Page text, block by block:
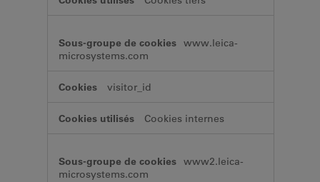
www.leica-
microsystems.com
visitor_id
Cookies internes
www2.leica-
microsystems.com